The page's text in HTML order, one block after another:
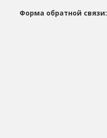
Форма обратной связи: